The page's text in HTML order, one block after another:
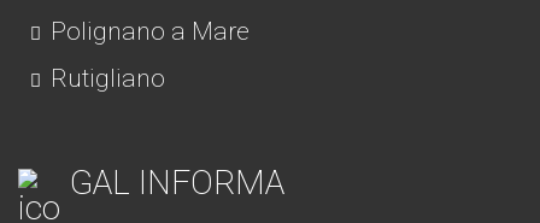
Polignano a Mare
Rutigliano
GAL INFORMA